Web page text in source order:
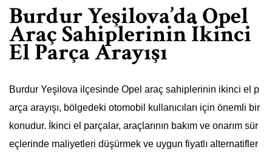
Burdur Yeşilova’da Opel
Araç Sahiplerinin İkinci
El Parça Arayışı
Burdur Yeşilova ilçesinde Opel araç sahiplerinin ikinci el p
arça arayışı, bölgedeki otomobil kullanıcıları için önemli bir
konudur. İkinci el parçalar, araçlarının bakım ve onarım sür
eçlerinde maliyetleri düşürmek ve uygun fiyatlı alternatifler